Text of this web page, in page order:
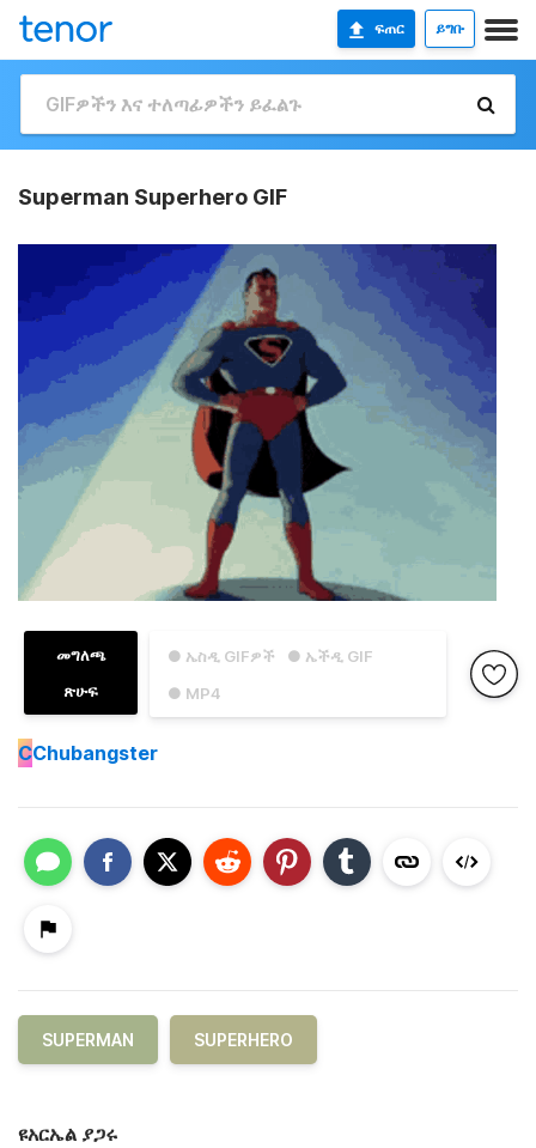
ፍጠር ይግቡ
Superman Superhero GIF
● ኤስዲ GIFዎች
● ኤችዲ GIF
● MP4
መግለጫ
ጽሁፍ
CChubangster
SUPERMAN SUPERHERO
ዩአርኤል ያጋሩ